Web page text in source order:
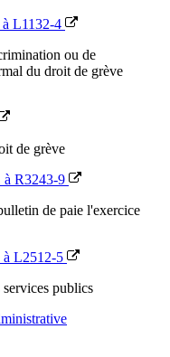
L1132-4
ou de
du droit de grève
de grève
à R3243-9
de paie l'exercice
à L2512-5
publics